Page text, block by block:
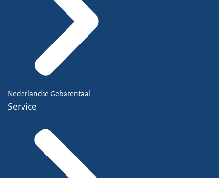
Nederlandse Gebarentaal
Service